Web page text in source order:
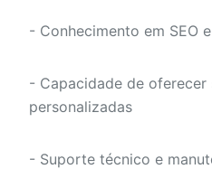
- Conhecimento em SEO
- Capacidade de oferecer
personalizadas
- Suporte técnico e